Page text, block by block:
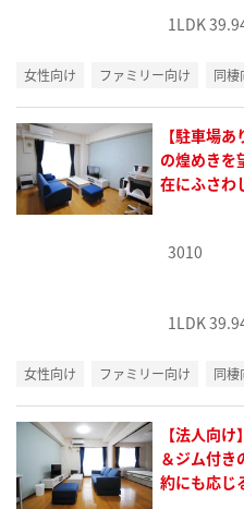
1LDK
女性向け ファミリー向け 同棲
【駐車場
の煌めき
在にふさ
3010
1LDK
女性向け ファミリー向け 同棲
【法人向
＆ジム付
約にも応じ